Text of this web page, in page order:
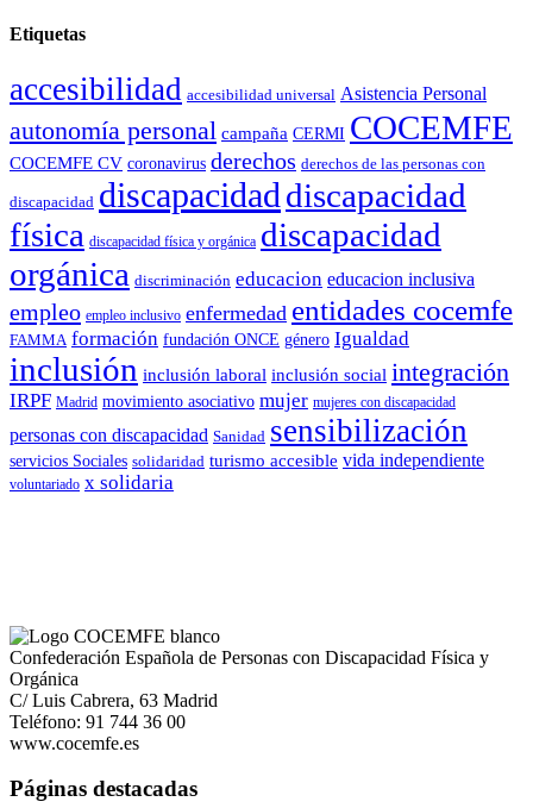
Etiquetas
accesibilidad accesibilidad universal Asistencia Personal
autonomía personal campaña CERMI COCEMFE
COCEMFE CV coronavirus derechos derechos de las personas con
discapacidad discapacidad discapacidad
física discapacidad física y orgánica discapacidad
orgánica discriminación educacion educacion inclusiva
empleo empleo inclusivo enfermedad entidades cocemfe
FAMMA formación fundación ONCE género Igualdad
inclusión inclusión laboral inclusión social integración
IRPF Madrid movimiento asociativo mujer mujeres con discapacidad
personas con discapacidad Sanidad sensibilización
servicios Sociales solidaridad turismo accesible vida independiente
voluntariado x solidaria
Confederación Española de Personas con Discapacidad Física y
Orgánica
C/ Luis Cabrera, 63 Madrid
Teléfono: 91 744 36 00
www.cocemfe.es
Páginas destacadas